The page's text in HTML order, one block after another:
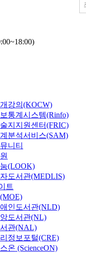
강의(KOCW)
통계시스템(Rinfo)
지지원센터(FRIC)
분석서비스(SAM)
니티
(LOOK)
도서관(MEDLIS)
트
인도서관(NLD)
도서관(NL)
관(NAL)
정보포털(CRE)
온 (ScienceON)